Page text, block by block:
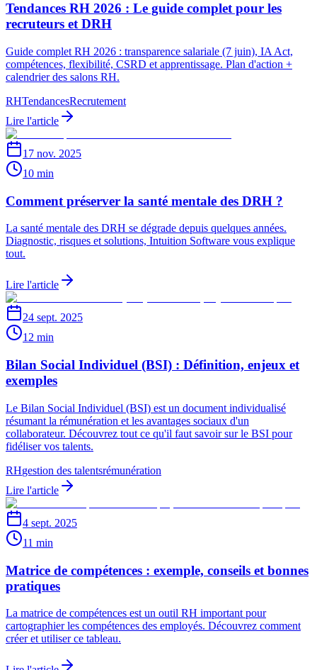
Tendances RH 2026 : Le guide complet pour les
recruteurs et DRH
Guide complet RH 2026 : transparence salariale (7 juin), IA Act,
compétences, flexibilité, CSRD et apprentissage. Plan d'action +
calendrier des salons RH.
RHTendancesRecrutement
Lire l'article
17 nov. 2025
10 min
Comment préserver la santé mentale des DRH ?
La santé mentale des DRH se dégrade depuis quelques années.
Diagnostic, risques et solutions, Intuition Software vous explique
tout.
Lire l'article
24 sept. 2025
12 min
Bilan Social Individuel (BSI) : Définition, enjeux et
exemples
Le Bilan Social Individuel (BSI) est un document individualisé
résumant la rémunération et les avantages sociaux d'un
collaborateur. Découvrez tout ce qu'il faut savoir sur le BSI pour
fidéliser vos talents.
RHgestion des talentsrémunération
Lire l'article
4 sept. 2025
11 min
Matrice de compétences : exemple, conseils et bonnes
pratiques
La matrice de compétences est un outil RH important pour
cartographier les compétences des employés. Découvrez comment
créer et utiliser ce tableau.